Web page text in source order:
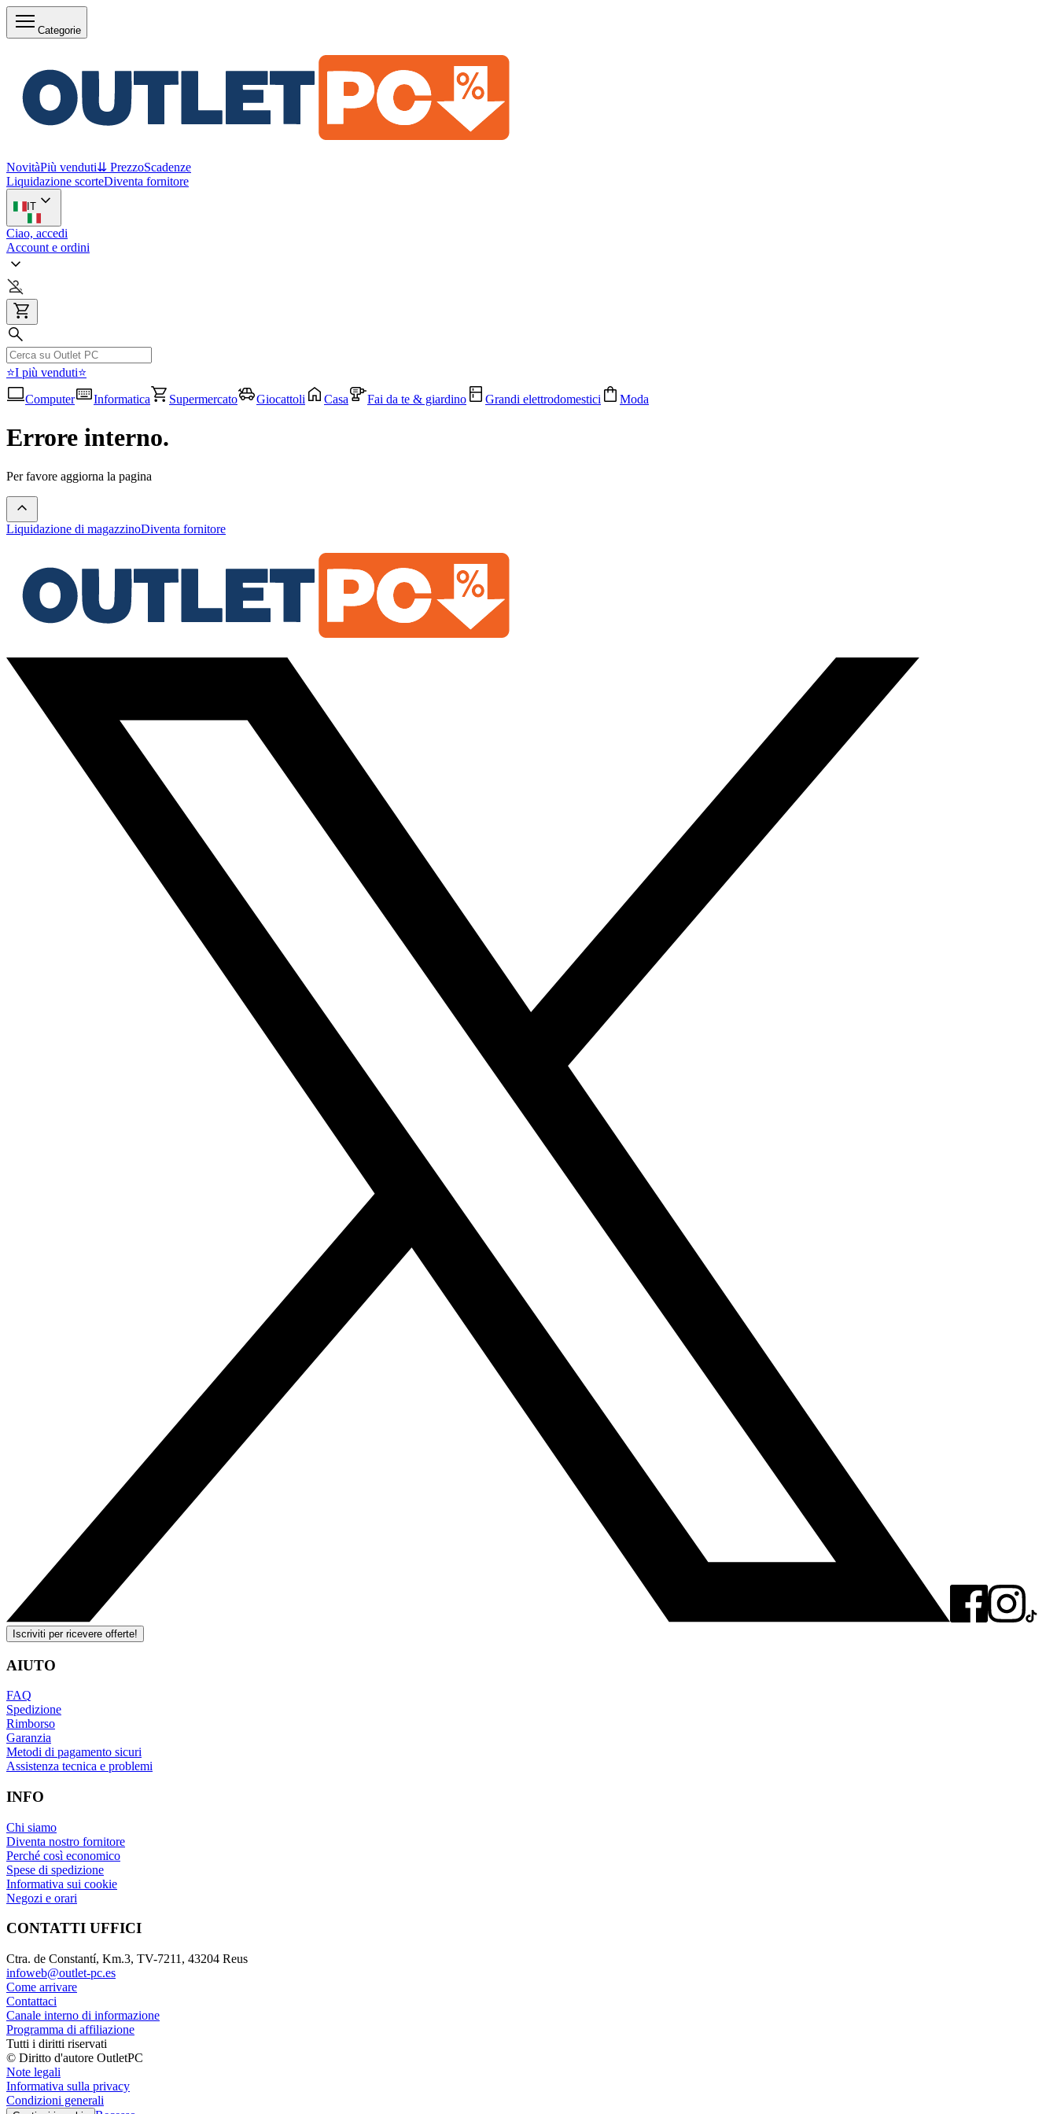
Categorie
NovitàPiù venduti⇊ PrezzoScadenze
Liquidazione scorteDiventa fornitore
IT
Ciao, accedi
Account e ordini
⭐I più venduti⭐
Computer
Informatica Supermercato Giocattoli Casa Fai da te & giardino Grandi elettrodomestici Moda
Errore interno.
Per favore aggiorna la pagina
Liquidazione di magazzinoDiventa fornitore
Iscriviti per ricevere offerte!
AIUTO
FAQ
Spedizione
Rimborso
Garanzia
Metodi di pagamento sicuri
Assistenza tecnica e problemi
INFO
Chi siamo
Diventa nostro fornitore
Perché così economico
Spese di spedizione
Informativa sui cookie
Negozi e orari
CONTATTI UFFICI
Ctra. de Constantí, Km.3, TV-7211, 43204 Reus
infoweb@outlet-pc.es
Come arrivare
Contattaci
Canale interno di informazione
Programma di affiliazione
Tutti i diritti riservati
© Diritto d'autore OutletPC
Note legali
Informativa sulla privacy
Condizioni generali